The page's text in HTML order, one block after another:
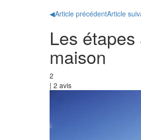
◀Article précédentArticle
Les
maison
2
| 2 avis